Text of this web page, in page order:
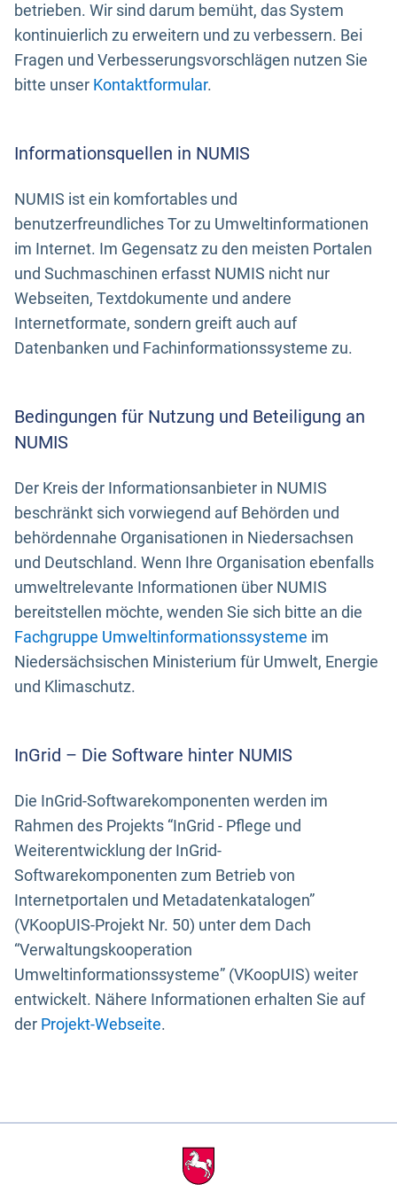
betrieben. Wir sind darum bemüht, das System
kontinuierlich zu erweitern und zu verbessern. Bei
Fragen und Verbesserungsvorschlägen nutzen Sie
bitte unser Kontaktformular.
Informationsquellen in NUMIS
NUMIS ist ein komfortables und
benutzerfreundliches Tor zu Umweltinformationen
im Internet. Im Gegensatz zu den meisten Portalen
und Suchmaschinen erfasst NUMIS nicht nur
Webseiten, Textdokumente und andere
Internetformate, sondern greift auch auf
Datenbanken und Fachinformationssysteme zu.
Bedingungen für Nutzung und Beteiligung an
NUMIS
Der Kreis der Informationsanbieter in NUMIS
beschränkt sich vorwiegend auf Behörden und
behördennahe Organisationen in Niedersachsen
und Deutschland. Wenn Ihre Organisation ebenfalls
umweltrelevante Informationen über NUMIS
bereitstellen möchte, wenden Sie sich bitte an die
Fachgruppe Umweltinformationssysteme im
Niedersächsischen Ministerium für Umwelt, Energie
und Klimaschutz.
InGrid – Die Software hinter NUMIS
Die InGrid-Softwarekomponenten werden im
Rahmen des Projekts “InGrid - Pflege und
Weiterentwicklung der InGrid-
Softwarekomponenten zum Betrieb von
Internetportalen und Metadatenkatalogen”
(VKoopUIS-Projekt Nr. 50) unter dem Dach
“Verwaltungskooperation
Umweltinformationssysteme” (VKoopUIS) weiter
entwickelt. Nähere Informationen erhalten Sie auf
der Projekt-Webseite.